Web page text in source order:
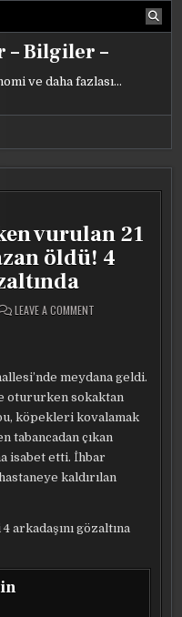
– Bilgiler –
ve daha fazlası…
vurulan 21
öldü! 4
LEAVE A COMMENTON
RAMAZAN
ÖLDÜ!
4
GÖZALTINDA
meydana geldi.
otururken sokaktan
köpekleri kovalamak
tabancadan çıkan
isabet etti. İhbar
kaldırılan
arkadaşını gözaltına